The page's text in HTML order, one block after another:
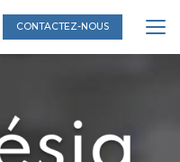
CONTACTEZ-NOUS